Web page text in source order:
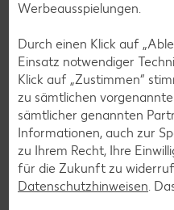
Vegan
Apfel-Zimt-
Bis zu 15
Werbeausspielungen.
Durch einen Klick auf
Einsatz notwendiger
Klick auf „Zustimmen“
zu sämtlichen
sämtlicher genannten
Informationen, auch zur
zu Ihrem Recht, Ihre
für die Zukunft zu
Datenschutzhinweisen.